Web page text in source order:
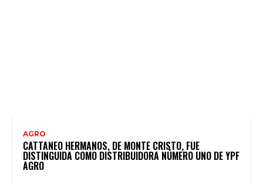
AGRO
CATTANEO HERMANOS, DE MONTE CRISTO, FUE
DISTINGUIDA COMO DISTRIBUIDORA NÚMERO UNO DE YPF
AGRO